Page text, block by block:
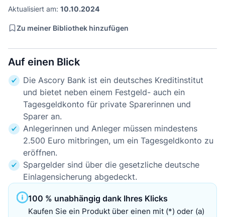
Aktualisiert am: 10.10.2024
Zu meiner Bibliothek hinzufügen
Auf einen Blick
Die Ascory Bank ist ein deutsches Kreditinstitut
und bietet neben einem Festgeld- auch ein
Tagesgeldkonto für private Sparerinnen und
Sparer an.
Anlegerinnen und Anleger müssen mindestens
2.500 Euro mitbringen, um ein Tagesgeldkonto zu
eröffnen.
Spargelder sind über die gesetzliche deutsche
Einlagensicherung abgedeckt.
100 % unabhängig dank Ihres Klicks
Kaufen Sie ein Produkt über einen mit (*) oder (a)